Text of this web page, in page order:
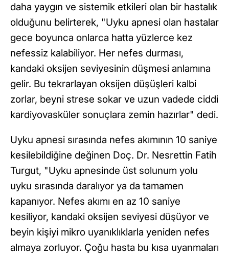
daha yaygın ve sistemik etkileri olan bir hastalık
olduğunu belirterek, "Uyku apnesi olan hastalar
gece boyunca onlarca hatta yüzlerce kez
nefessiz kalabiliyor. Her nefes durması,
kandaki oksijen seviyesinin düşmesi anlamına
gelir. Bu tekrarlayan oksijen düşüşleri kalbi
zorlar, beyni strese sokar ve uzun vadede ciddi
kardiyovasküler sonuçlara zemin hazırlar" dedi.
Uyku apnesi sırasında nefes akımının 10 saniye
kesilebildiğine değinen Doç. Dr. Nesrettin Fatih
Turgut, "Uyku apnesinde üst solunum yolu
uyku sırasında daralıyor ya da tamamen
kapanıyor. Nefes akımı en az 10 saniye
kesiliyor, kandaki oksijen seviyesi düşüyor ve
beyin kişiyi mikro uyanıklıklarla yeniden nefes
almaya zorluyor. Çoğu hasta bu kısa uyanmaları